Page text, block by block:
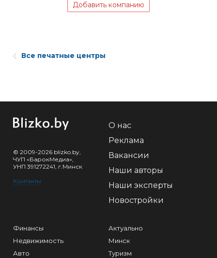
Добавить компанию
Все печатные центры
© 2009-2026 blizko.by,
ЧУП «БарокМедиа»,
УНП 391272241, г.Минск
Контакты
О нас
Реклама
Вакансии
Наши авторы
Наши эксперты
Новостройки
Финансы
Недвижимость
Авто
Актуально
Минск
Туризм